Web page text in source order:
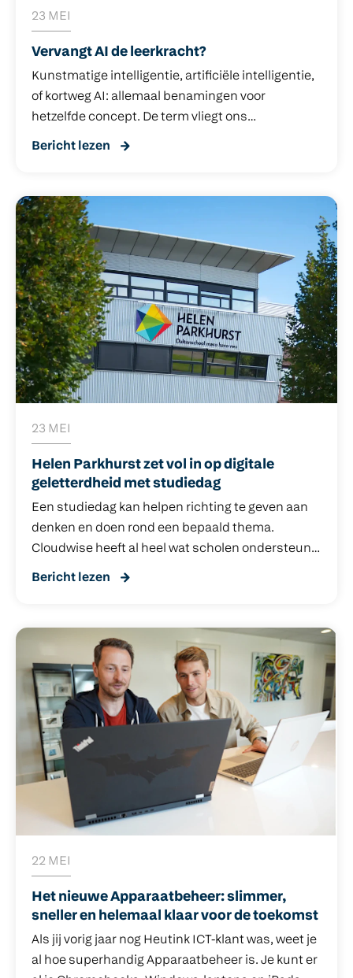
23 MEI
Vervangt AI de leerkracht?
Kunstmatige intelligentie, artificiële intelligentie,
of kortweg AI: allemaal benamingen voor
hetzelfde concept. De term vliegt ons
tegenwoordig om de oren. Goeroes op LinkedIn
zoveel mogelijk gebruiken. Daarentegen klinken er
ook kritische geluiden van mensen die ‘dat hele
AI’ maar spannend vinden. Hoe zit het met
privacy? Wat gebeurt er met mijn data? Is de
output van AI wel betrouwbaar? En wat doet AI
met het milieu?
Bericht lezen
23 MEI
Helen Parkhurst zet vol in op digitale
geletterdheid met studiedag
Een studiedag kan helpen richting te geven aan
denken en doen rond een bepaald thema.
Cloudwise heeft al heel wat scholen ondersteund
bij het organiseren van zo’n studiedag. Op 11
havo en vwo en onderdeel van stichting ASG. Het
thema van de dag was digitale geletterdheid.
Bericht lezen
22 MEI
Het nieuwe Apparaatbeheer: slimmer,
sneller en helemaal klaar voor de toekomst
Als jij vorig jaar nog Heutink ICT-klant was, weet je
al hoe superhandig Apparaatbeheer is. Je kunt er